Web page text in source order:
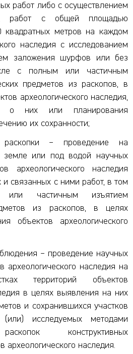
работ либо с осуществлением
работ с общей площадью
квадратных метров на каждом
наследия с исследованием
заложения шурфов или без
с полным или частичным
предметов из раскопов, в
археологического наследия,
о них или планирования
их сохранности;
раскопки – проведение на
земле или под водой научных
археологического наследия
связанных с ними работ, в том
частичным изъятием
из раскопов, в целях
объектов археологического
– проведение научных
археологического наследия на
территорий объектов
в целях выявления на них
и сохранившихся участков
исследуемых методами
конструктивных
археологического наследия.